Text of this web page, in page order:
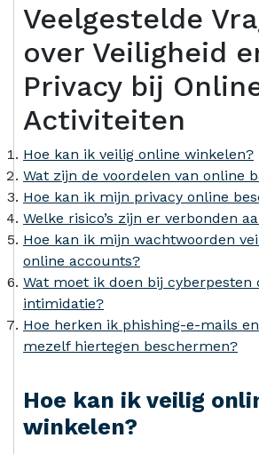
Veelgestelde
over Veiligheid
Privacy bij
Activiteiten
Hoe kan ik veilig online winkelen?
Wat zijn de voordelen van online
Hoe kan ik mijn privacy online
Welke risico’s zijn er verbonden
Hoe kan ik mijn wachtwoorden
online accounts?
Wat moet ik doen bij cyberpesten
intimidatie?
Hoe herken ik phishing-e-mails
mezelf hiertegen beschermen?
Hoe kan ik veilig
winkelen?